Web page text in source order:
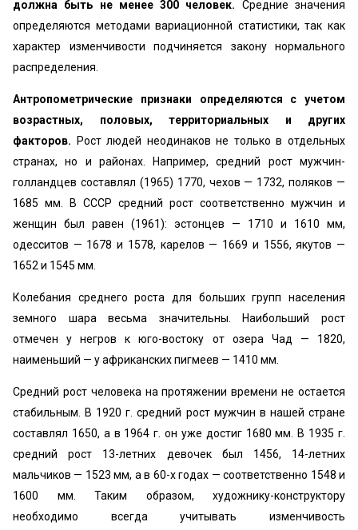
должна быть не менее 300 человек. Средние значения
определяются методами вариационной статистики, так как
характер изменчивости подчиняется закону нормального
распределения.
Антропометрические признаки определяются с учетом
возрастных, половых, территориальных и других
факторов.
Рост людей неодинаков не только в отдельных
странах, но и районах. Например, средний рост мужчин-
голландцев составлял (1965) 1770, чехов — 1732, поляков —
1685 мм. В СССР средний рост соответственно мужчин и
женщин был равен (1961): эстонцев — 1710 и 1610 мм,
одесситов — 1678 и 1578, карелов — 1669 и 1556, якутов —
1652 и 1545 мм.
Колебания среднего роста для больших групп населения
земного шара весьма значительны. Наибольший рост
отмечен у негров к юго-востоку от озера Чад — 1820,
наименьший — у африканских пигмеев — 1410 мм.
Средний рост человека на протяжении времени не остается
стабильным. В 1920 г. средний рост мужчин в нашей стране
составлял 1650, а в 1964 г. он уже достиг 1680 мм. В 1935 г.
средний рост 13-летних девочек был 1456, 14-летних
мальчиков — 1523 мм, а в 60-х годах — соответственно 1548 и
1600 мм. Таким образом, художнику-конструктору
необходимо всегда учитывать изменчивость